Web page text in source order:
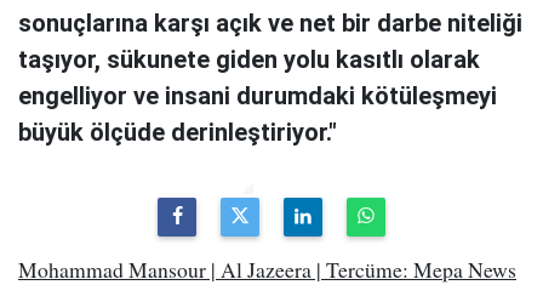
sonuçlarına karşı açık ve net bir darbe niteliği
taşıyor, sükunete giden yolu kasıtlı olarak
engelliyor ve insani durumdaki kötüleşmeyi
büyük ölçüde derinleştiriyor."
Mohammad Mansour | Al Jazeera | Tercüme: Mepa News